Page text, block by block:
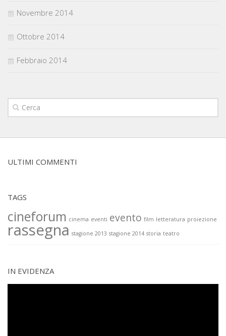
Novembre 2014
Ottobre 2014
Febbraio 2014
ULTIMI COMMENTI
TAGS
cineforum cinema eventi evento film letteratura proiezione
rassegna stagione 2013 stagione 2014 storia teatro
IN EVIDENZA